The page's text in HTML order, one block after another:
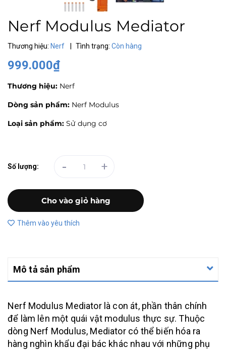
Nerf Modulus Mediator
Thương hiệu: Nerf Tình trạng: Còn hàng
999.000₫
Thương hiệu: Nerf
Dòng sản phẩm: Nerf Modulus
Loại sản phẩm: Sử dụng cơ
Số lượng: - +
Cho vào giỏ hàng
Thêm vào yêu thích
Mô tả sản phẩm
Nerf Modulus Mediator là con át, phần thân chính
để làm lên một quái vật modulus thực sự. Thuộc
dòng Nerf Modulus, Mediator có thể biến hóa ra
hàng nghìn khẩu đại bác khác nhau với những phụ